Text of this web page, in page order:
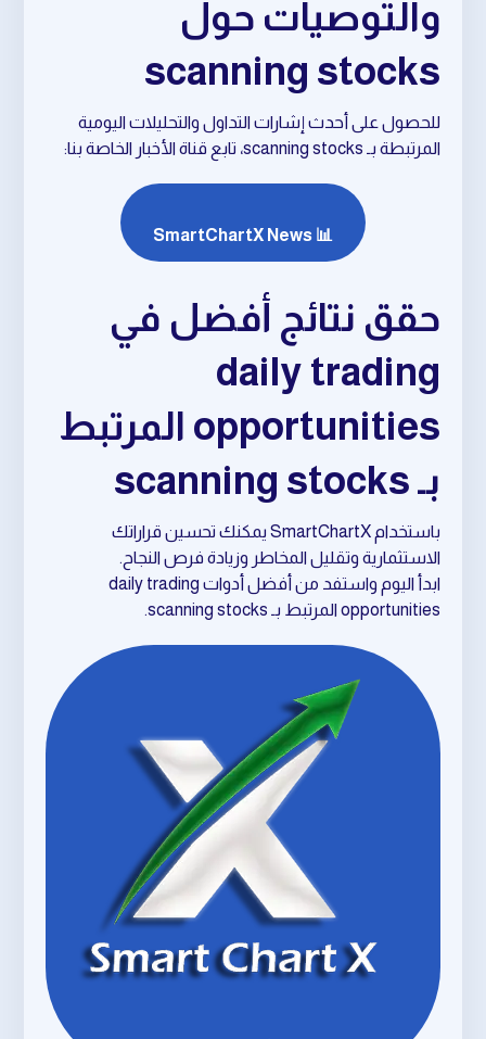
والتوصيات حول
scanning stocks
للحصول على أحدث إشارات التداول والتحليلات اليومية
المرتبطة بـ scanning stocks، تابع قناة الأخبار الخاصة بنا:
📊 SmartChartX News
حقق نتائج أفضل في
daily trading
opportunities المرتبط
بـ scanning stocks
باستخدام SmartChartX يمكنك تحسين قراراتك
الاستثمارية وتقليل المخاطر وزيادة فرص النجاح.
ابدأ اليوم واستفد من أفضل أدوات daily trading
opportunities المرتبط بـ scanning stocks.